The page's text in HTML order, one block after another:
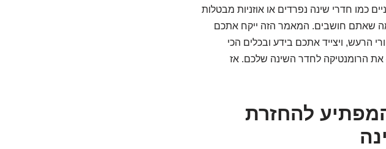
כמו חדרי שינה נפרדים או אוזניות מבטלות
שאתם חושבים. המאמר הזה ייקח אתכם
הרעש, ויצייד אתכם בידע ובכלים הכי
את הרומנטיקה לחדר השינה שלכם. אז
להחזרת